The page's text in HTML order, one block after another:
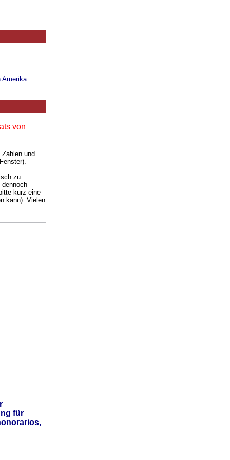
Amerika
von
Zahlen und
zu
kurz eine
kann). Vielen
für